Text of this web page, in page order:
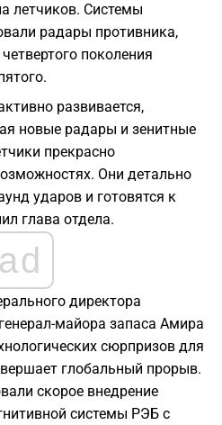
летчиков. Системы
радары противника,
поколения
развивается,
новые радары и зенитные
прекрасно
Они детально
ударов и готовятся к
глава отдела.
ad
директора
майора запаса Амира
сюрпризов для
глобальный прорыв.
скорое внедрение
системы РЭБ с